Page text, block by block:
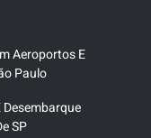
Aeroportos E
Paulo
Desembarque
SP